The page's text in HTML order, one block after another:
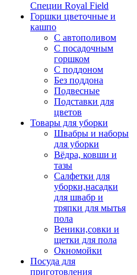
Специи Royal Field
Горшки цветочные и
кашпо
С автополивом
С посадочным
горшком
С поддоном
Без поддона
Подвесные
Подставки для
цветов
Товары для уборки
Швабры и наборы
для уборки
Вёдра, ковши и
тазы
Салфетки для
уборки,насадки
для швабр и
тряпки для мытья
пола
Веники,совки и
щетки для пола
Окномойки
Посуда для
приготовления